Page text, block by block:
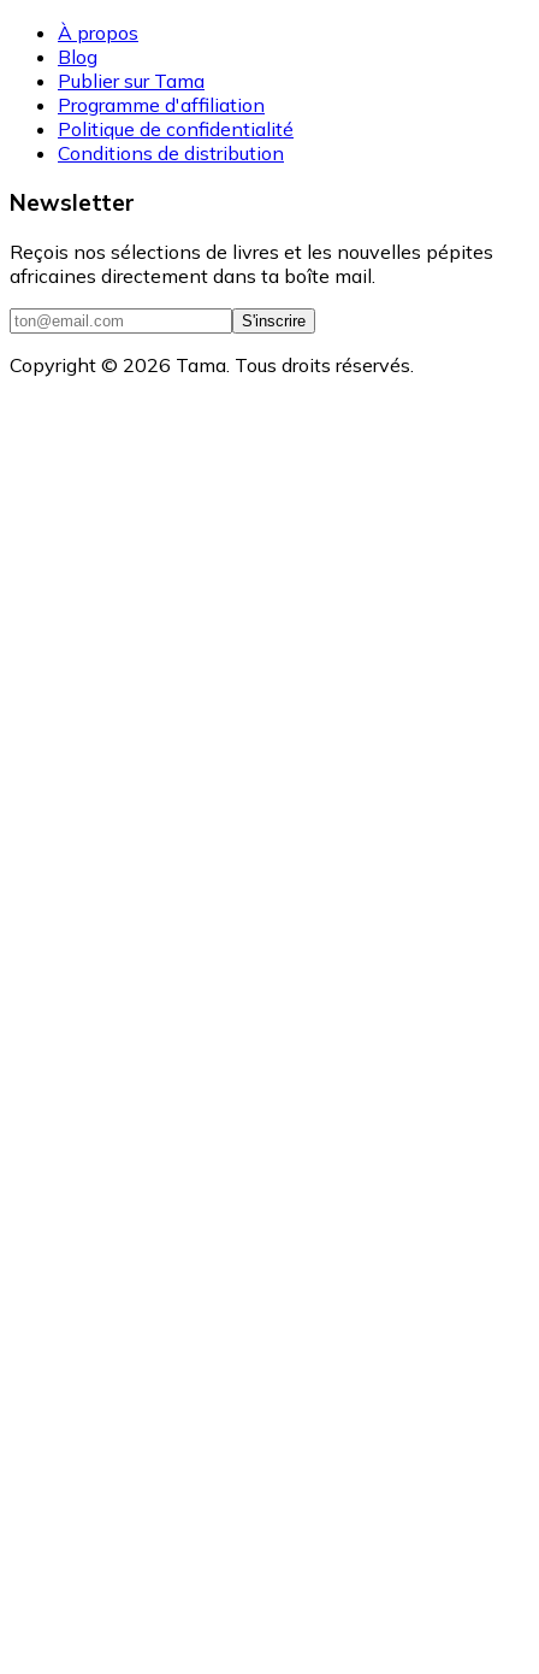
À propos
Blog
Publier sur Tama
Programme d'affiliation
Politique de confidentialité
Conditions de distribution
Newsletter
Reçois nos sélections de livres et les nouvelles pépites
africaines directement dans ta boîte mail.
S'inscrire
Copyright © 2026 Tama. Tous droits réservés.